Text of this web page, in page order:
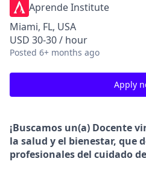
Aprende Institute
Miami, FL, USA
USD 30-30 / hour
Posted 6+ months ago
Apply
¡Buscamos un(a) Docente
la salud y el bienestar, que
profesionales del cuidado